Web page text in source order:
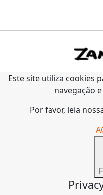
Este site utiliza cookies
navegação
Por favor, leia